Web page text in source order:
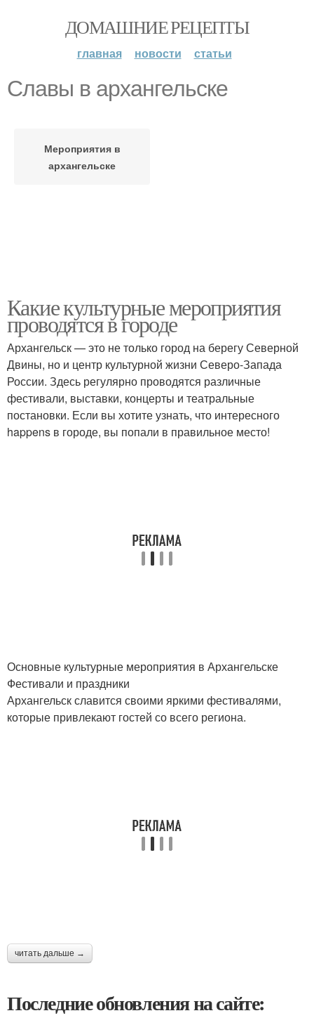
ДОМАШНИЕ РЕЦЕПТЫ
главная новости статьи
Славы в архангельске
Мероприятия в
архангельске
Какие культурные мероприятия
проводятся в городе
Архангельск — это не только город на берегу Северной
Двины, но и центр культурной жизни Северо-Запада
России. Здесь регулярно проводятся различные
фестивали, выставки, концерты и театральные
постановки. Если вы хотите узнать, что интересного
happens в городе, вы попали в правильное место!
Основные культурные мероприятия в Архангельске
Фестивали и праздники
Архангельск славится своими яркими фестивалями,
которые привлекают гостей со всего региона.
читать дальше →
Последние обновления на сайте: